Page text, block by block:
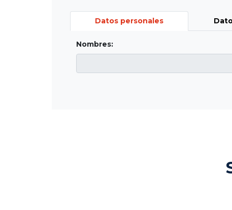
Datos personales
Nombres: